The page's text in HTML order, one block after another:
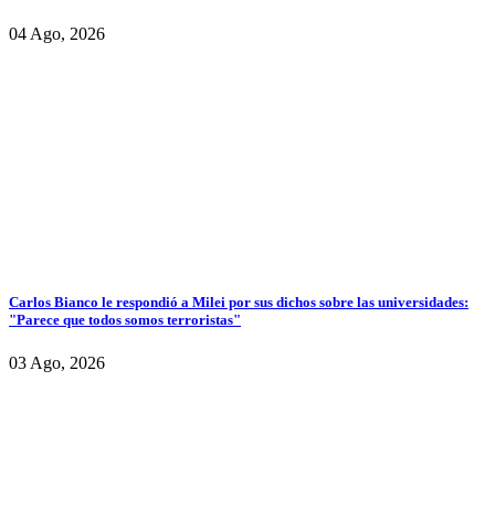
04 Ago, 2026
Carlos Bianco le respondió a Milei por sus dichos sobre las universidades:
"Parece que todos somos terroristas"
03 Ago, 2026